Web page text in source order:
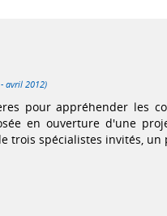
avril 2012)
pour appréhender les
en ouverture d'une
trois spécialistes invités, un